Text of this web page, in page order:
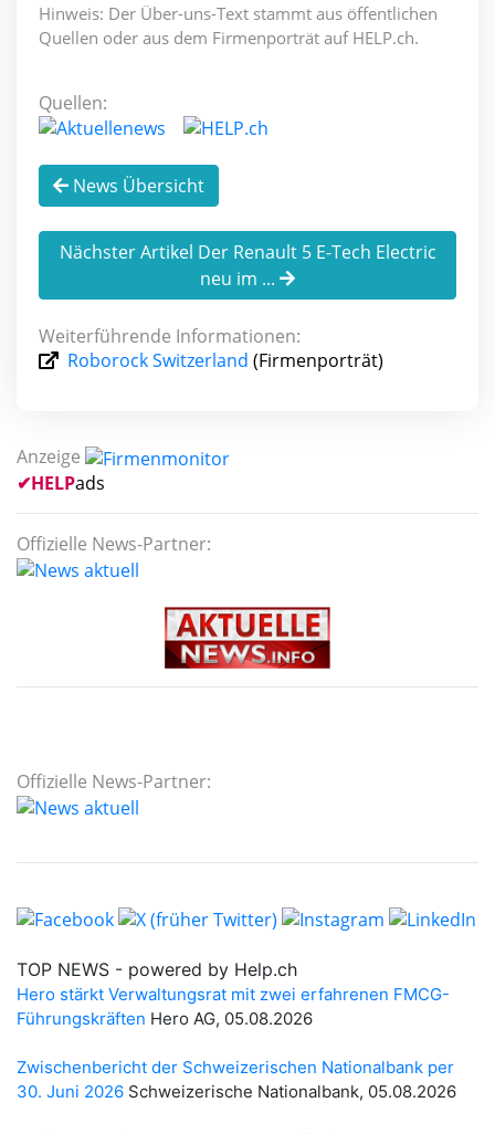
Hinweis: Der Über-uns-Text stammt aus öffentlichen
Quellen oder aus dem Firmenporträt auf HELP.ch.
Quellen:
News Übersicht
Nächster Artikel Der Renault 5 E-Tech Electric
neu im ...
Weiterführende Informationen:
Roborock Switzerland (Firmenporträt)
Anzeige
✔HELPads
Offizielle News-Partner:
Offizielle News-Partner: